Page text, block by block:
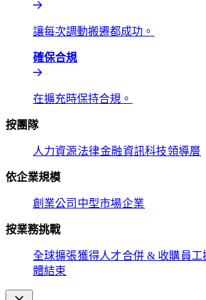
讓每次調動搬遷都成功。​​
確保合規​​
在擴充時保持合規。​​
按團隊​​
人力資源​​法律​​金融​​資訊科技​​領導層​​
依企業規模​​
創業公司​​ 中型市場​​企業​​
按業務挑戰​​
全球擴張​​獲得人才​​合併 & 收購​​員工
體結束​​